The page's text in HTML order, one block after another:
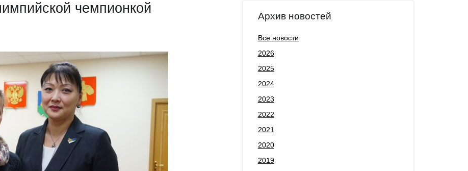
чемпионкой
Архив новостей
Все новости
2026
2025
2024
2023
2022
2021
2020
2019